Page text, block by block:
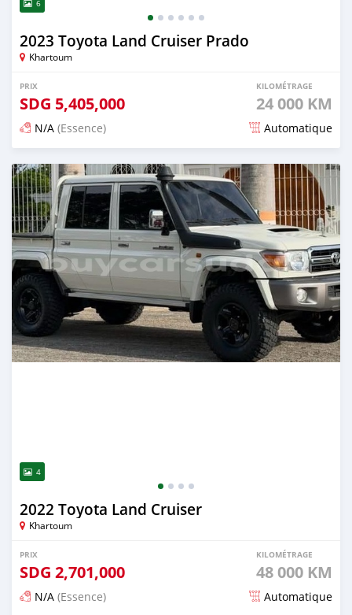
6
2023 Toyota Land Cruiser Prado
Khartoum
PRIX
SDG 5,405,000
KILOMÉTRAGE
24 000 KM
N/A (Essence) Automatique
Publié il y a 13 jours
4
2022 Toyota Land Cruiser
Khartoum
PRIX
SDG 2,701,000
KILOMÉTRAGE
48 000 KM
N/A (Essence) Automatique